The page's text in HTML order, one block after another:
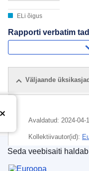
ELi õigus
Rapporti verbatim
Väljaande üksikasjad
Avaldatud: 2024-04-
Kollektiivautor(id):
Euroopa Liidu
Seda veebisaiti haldab